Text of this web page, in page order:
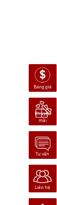
Bảng giá
Khuyến
mãi
Tư vấn
Liên hệ